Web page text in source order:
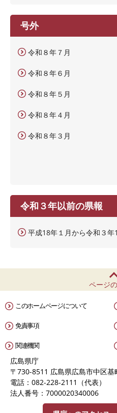
号外
令和８年７月
令和８年６月
令和８年５月
令和８年４月
令和８年３月
令和３年以前の県報
平成18年１月から令和３年
ページ
このホームページについて
免責事項
関連機関
広島県庁
〒730-8511 広島県広島市中区基
電話：082-228-2111（代表）
法人番号：7000020340006